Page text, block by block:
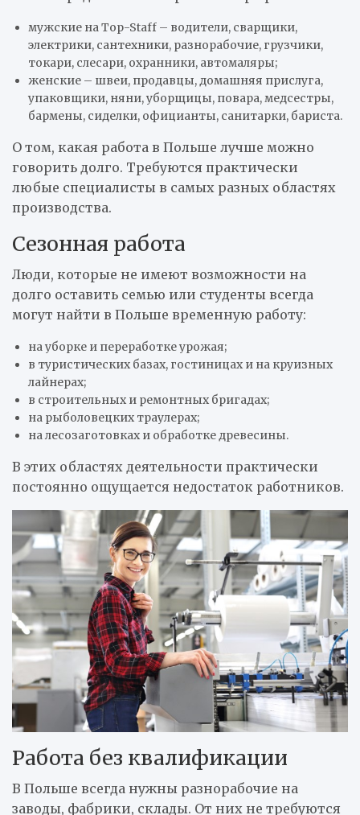
мужские на Top-Staff – водители, сварщики,
электрики, сантехники, разнорабочие, грузчики,
токари, слесари, охранники, автомаляры;
женские – швеи, продавцы, домашняя прислуга,
упаковщики, няни, уборщицы, повара, медсестры,
бармены, сиделки, официанты, санитарки, бариста.
О том, какая работа в Польше лучше можно
говорить долго. Требуются практически
любые специалисты в самых разных областях
производства.
Сезонная работа
Люди, которые не имеют возможности на
долго оставить семью или студенты всегда
могут найти в Польше временную работу:
на уборке и переработке урожая;
в туристических базах, гостиницах и на круизных
лайнерах;
в строительных и ремонтных бригадах;
на рыболовецких траулерах;
на лесозаготовках и обработке древесины.
В этих областях деятельности практически
постоянно ощущается недостаток работников.
Работа без квалификации
В Польше всегда нужны разнорабочие на
заводы, фабрики, склады. От них не требуются